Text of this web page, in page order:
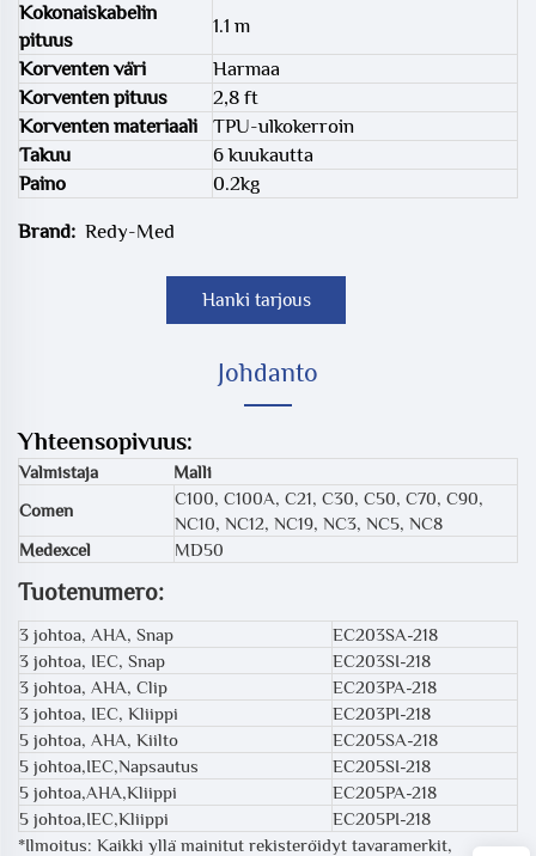
Kokonaiskabelin
pituus
1.1 m
Korventen väri
Harmaa
Korventen pituus
2,8 ft
Korventen materiaali
TPU-ulkokerroin
Takuu
6 kuukautta
Paino
0.2kg
Brand: Redy-Med
Hanki tarjous
Johdanto
Yhteensopivuus:
Valmistaja
Malli
Comen
C100, C100A, C21, C30, C50, C70, C90,
NC10, NC12, NC19, NC3, NC5, NC8
Medexcel
MD50
Tuotenumero:
3 johtoa, AHA, Snap
EC203SA-218
3 johtoa, IEC, Snap
EC203SI-218
3 johtoa, AHA, Clip
EC203PA-218
3 johtoa, IEC, Kliippi
EC203PI-218
5 johtoa, AHA, Kiilto
EC205SA-218
5 johtoa,IEC,Napsautus
EC205SI-218
5 johtoa,AHA,Kliippi
EC205PA-218
5 johtoa,IEC,Kliippi
EC205PI-218
*Ilmoitus: Kaikki yllä mainitut rekisteröidyt tavaramerkit,